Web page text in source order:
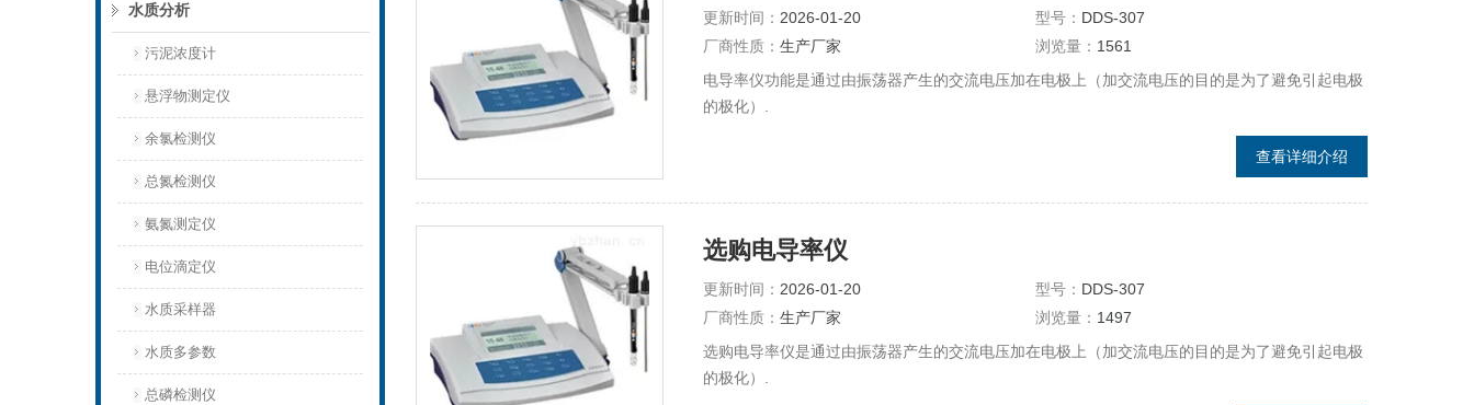
水质分析
污泥浓度计
悬浮物测定仪
余氯检测仪
总氮检测仪
氨氮测定仪
电位滴定仪
水质采样器
水质多参数
总磷检测仪
更新时间： 2026-01-20 型号： DDS-307
厂商性质： 生产厂家 浏览量： 1561
电导率仪功能是通过由振荡器产生的交流电压加在电极上（加交流电压的目的是为了避免引起电极
的极化）.
查看详细介绍
选购电导率仪
更新时间： 2026-01-20 型号： DDS-307
厂商性质： 生产厂家 浏览量： 1497
选购电导率仪是通过由振荡器产生的交流电压加在电极上（加交流电压的目的是为了避免引起电极
的极化）.